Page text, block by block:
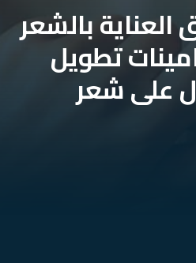
بالشعر
تطويل
على شعر